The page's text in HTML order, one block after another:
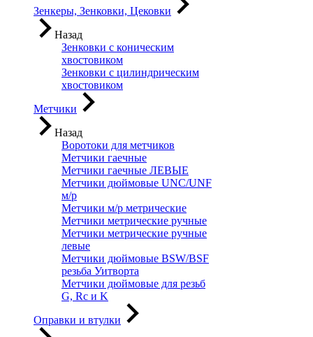
Зенкеры, Зенковки, Цековки
Назад
Зенковки с коническим
хвостовиком
Зенковки с цилиндрическим
хвостовиком
Метчики
Назад
Воротоки для метчиков
Метчики гаечные
Метчики гаечные ЛЕВЫЕ
Метчики дюймовые UNC/UNF
м/р
Метчики м/р метрические
Метчики метрические ручные
Метчики метрические ручные
левые
Метчики дюймовые BSW/BSF
резьба Уитворта
Метчики дюймовые для резьб
G, Rc и K
Оправки и втулки